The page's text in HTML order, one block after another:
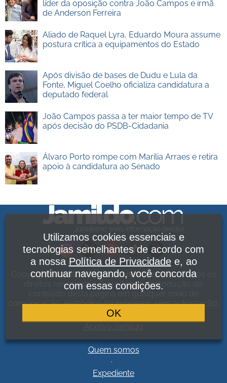
líder da oposição contra João Campos e irmã
de Anderson Ferreira
Aliado de Raquel Lyra, Eduardo Moura assume
postura crítica a equipamentos do Estado
Após divisão de bases de Dudu e Lula da
Fonte, Miguel Coelho oficializa candidatura a
deputado federal
João Campos passa a ter maior tempo de TV
após decisão do PSDB-Cidadania
Álvaro Porto rompe com Marília Arraes e retira
apoio à candidatura ao Senado
Copyright Jamildo Melo Comunicações Ltda. Todos os
direitos reservados. É proibida a reprodução do
conteúdo desta página em qualquer meio de
comunicação, eletrônico ou impresso, sem autorização.
Política de Privacidade
Quem somos
.
Expediente
Utilizamos cookies essenciais e
tecnologias semelhantes de acordo com
a nossa Política de Privacidadee, ao
continuar navegando, você concorda
com essas condições.
OK